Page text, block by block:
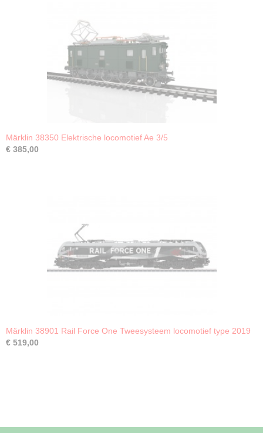
Märklin 38350 Elektrische locomotief Ae 3/5
€ 385,00
Märklin 38901 Rail Force One Tweesysteem locomotief type 2019
€ 519,00